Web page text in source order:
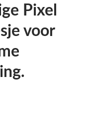
Pixel
voor